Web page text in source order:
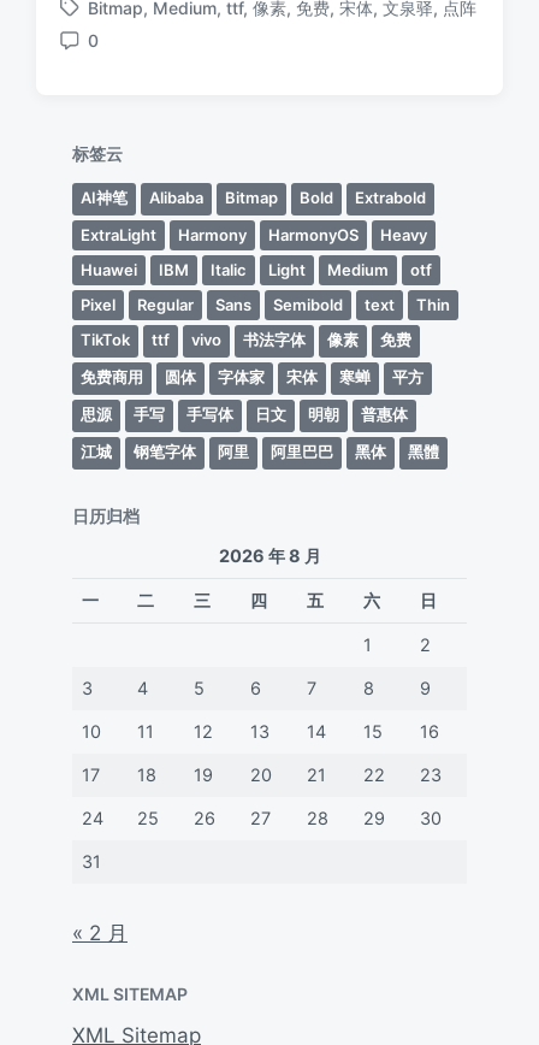
布
日
布
标
签
Bitmap, Medium, ttf, 像素, 免费, 宋体, 文泉驿, 点阵
评
0
标签云
AI神笔 Alibaba Bitmap Bold
Extrabold
ExtraLight
Harmony HarmonyOS
Heavy
Huawei
IBM Italic Light Medium
otf
Pixel
Regular Sans Semibold text
Thin
TikTok
ttf vivo 书法字体 像素
免费
免费商用
圆体 字体家 宋体 寒蝉
平方
思源
手写 手写体 日文 明朝
普惠体
江城
钢笔字体 阿里 阿里巴巴 黑体 黑體
日历归档
2026 年 8 月
一 二 三 四 五 六 日
1 2
3 4 5 6 7 8 9
10 11 12 13 14 15 16
17 18 19 20 21 22 23
24 25 26 27 28 29 30
31
« 2 月
XML SITEMAP
XML Sitemap